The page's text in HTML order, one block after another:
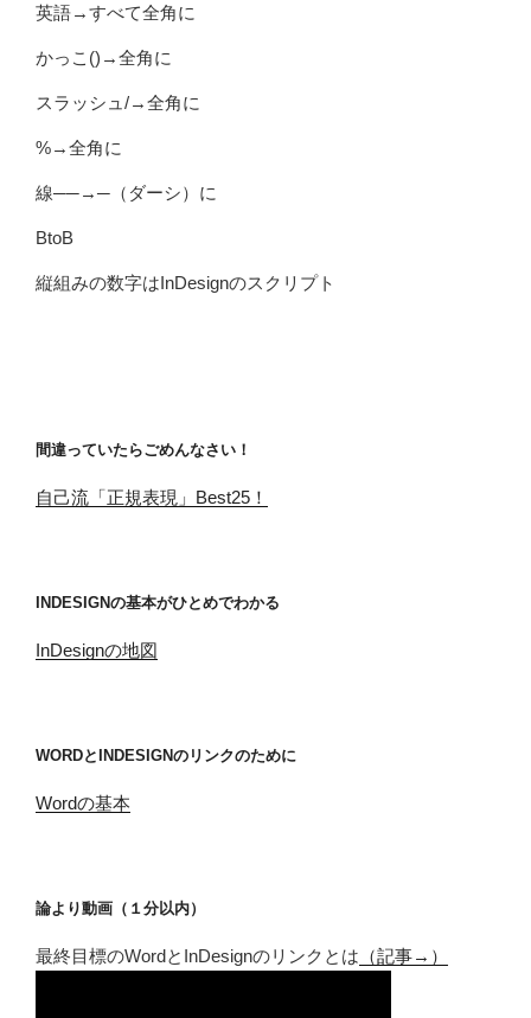
英語→すべて全角に
かっこ()→全角に
スラッシュ/→全角に
%→全角に
線──→─（ダーシ）に
BtoB
縦組みの数字はInDesignのスクリプト
間違っていたらごめんなさい！
自己流「正規表現」Best25！
INDESIGNの基本がひとめでわかる
InDesignの地図
WORDとINDESIGNのリンクのために
Wordの基本
論より動画（１分以内）
最終目標のWordとInDesignのリンクとは （記事→）